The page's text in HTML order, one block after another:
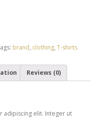
brand, clothing, T-shirts
Reviews (0)
adipiscing elit. Integer ut